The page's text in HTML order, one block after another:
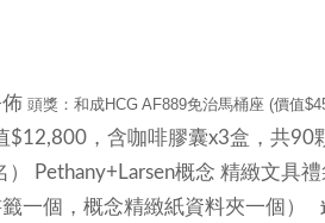
頭獎：和成HCG AF889免治馬桶座 (價值
$12,800，含咖啡膠囊x3盒，共90
Pethany+Larsen概念 精緻文具
一個，概念精緻紙資料夾一個）